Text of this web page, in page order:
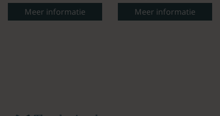
Meer informatie
Meer informatie